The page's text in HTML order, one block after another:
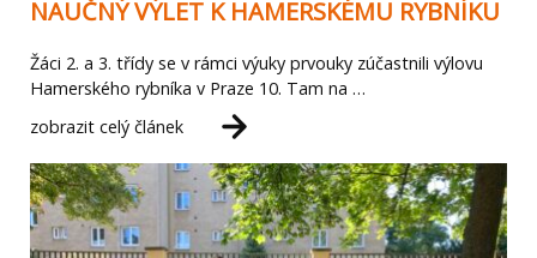
NAUČNÝ VÝLET K HAMERSKÉMU RYBNÍKU
Žáci 2. a 3. třídy se v rámci výuky prvouky zúčastnili výlovu
Hamerského rybníka v Praze 10. Tam na …
zobrazit celý článek